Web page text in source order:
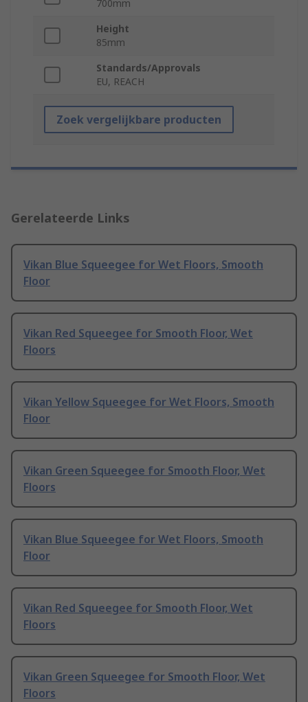
700mm
Height
85mm
Standards/Approvals
EU, REACH
Zoek vergelijkbare producten
Gerelateerde Links
Vikan Blue Squeegee for Wet Floors, Smooth
Floor
Vikan Red Squeegee for Smooth Floor, Wet
Floors
Vikan Yellow Squeegee for Wet Floors, Smooth
Floor
Vikan Green Squeegee for Smooth Floor, Wet
Floors
Vikan Blue Squeegee for Wet Floors, Smooth
Floor
Vikan Red Squeegee for Smooth Floor, Wet
Floors
Vikan Green Squeegee for Smooth Floor, Wet
Floors